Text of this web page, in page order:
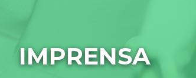
IMPRENSA